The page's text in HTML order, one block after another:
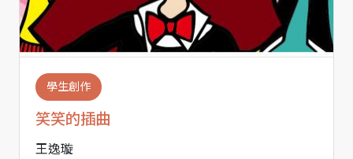
學生創作
笑笑的插曲
王逸璇